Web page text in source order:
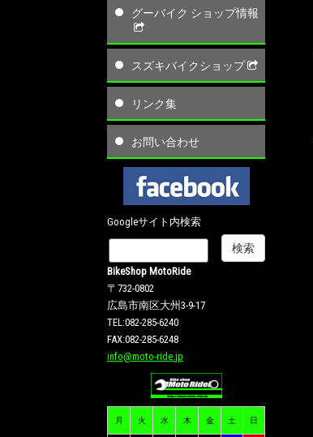
グーバイク ショップ情報
スズキバイクショップ
リンク集
お問い合わせ
Googleサイト内検索
BikeShop MotoRide
〒732-0802
広島市南区大州3-9-17
TEL:082-285-6240
FAX:082-285-6248
info@moto-ride.jp
月 火 水 木 金 土 日